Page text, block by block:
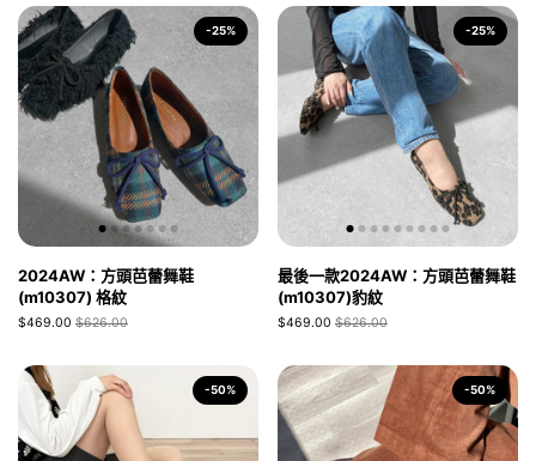
2024AW：方頭芭蕾舞鞋
(m10307) 格紋
$469.00 $626.00
-25%
最後一款2024AW：方頭芭蕾舞鞋
(m10307)豹紋
$469.00 $626.00
-25%
-50% -50%